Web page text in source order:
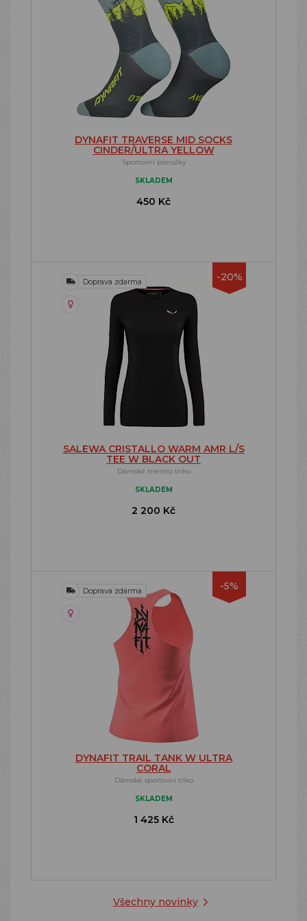
Všechny novinky
DYNAFIT TRAVERSE MID SOCKS
CINDER/ULTRA YELLOW
Sportovní ponožky
SKLADEM
450 Kč
-20%
Doprava zdarma
SALEWA CRISTALLO WARM AMR L/S
TEE W BLACK OUT
Dámské merino triko
SKLADEM
2 200 Kč
-5%
Doprava zdarma
DYNAFIT TRAIL TANK W ULTRA
CORAL
Dámské sportovní tílko
SKLADEM
1 425 Kč